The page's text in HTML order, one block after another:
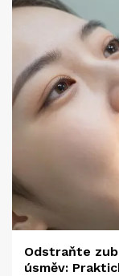
Odstraňte
úsměv: